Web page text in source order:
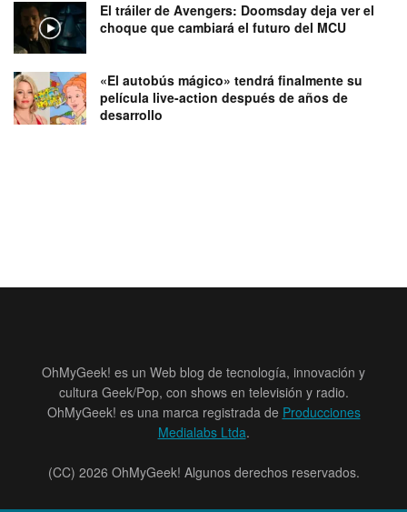
El tráiler de Avengers: Doomsday deja ver el
choque que cambiará el futuro del MCU
«El autobús mágico» tendrá finalmente su
película live-action después de años de
desarrollo
OhMyGeek! es un Web blog de tecnología, innovación y
cultura Geek/Pop, con shows en televisión y radio.
OhMyGeek! es una marca registrada de Producciones
Medialabs Ltda.
(CC) 2026 OhMyGeek! Algunos derechos reservados.